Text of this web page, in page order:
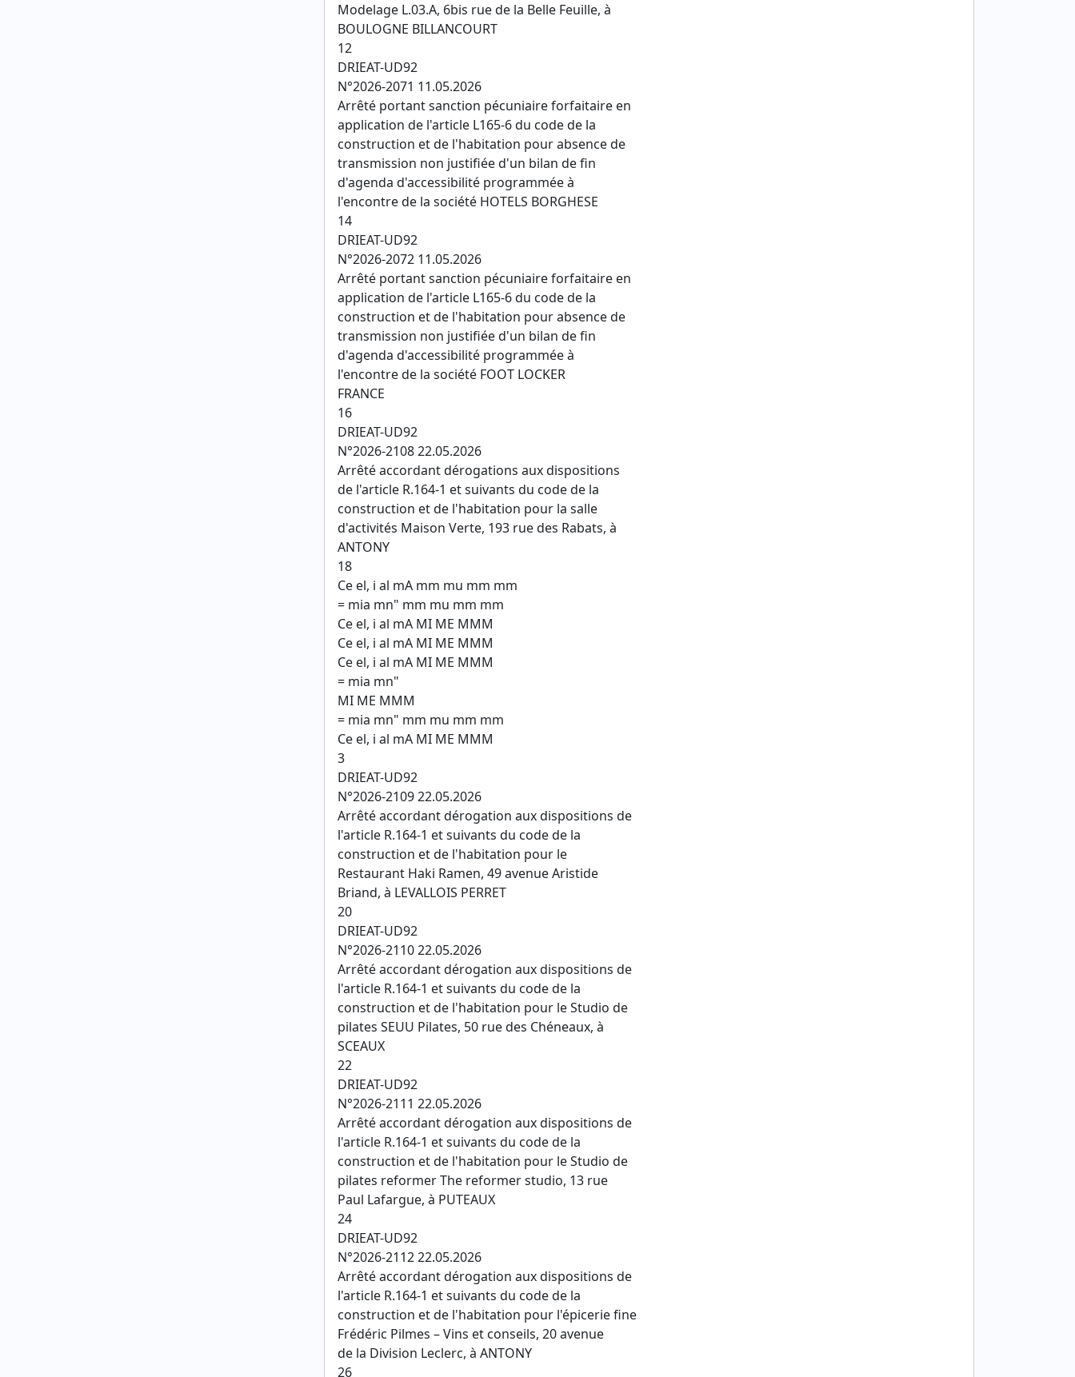
Modelage L.03.A, 6bis rue de la Belle Feuille, à
BOULOGNE BILLANCOURT
12
DRIEAT-UD92
N°2026-2071 11.05.2026
Arrêté portant sanction pécuniaire forfaitaire en
application de l'article L165-6 du code de la
construction et de l'habitation pour absence de
transmission non justifiée d'un bilan de fin
d'agenda d'accessibilité programmée à
l'encontre de la société HOTELS BORGHESE
14
DRIEAT-UD92
N°2026-2072 11.05.2026
Arrêté portant sanction pécuniaire forfaitaire en
application de l'article L165-6 du code de la
construction et de l'habitation pour absence de
transmission non justifiée d'un bilan de fin
d'agenda d'accessibilité programmée à
l'encontre de la société FOOT LOCKER
FRANCE
16
DRIEAT-UD92
N°2026-2108 22.05.2026
Arrêté accordant dérogations aux dispositions
de l'article R.164-1 et suivants du code de la
construction et de l'habitation pour la salle
d'activités Maison Verte, 193 rue des Rabats, à
ANTONY
18
Ce el, i al mA mm mu mm mm
= mia mn" mm mu mm mm
Ce el, i al mA MI ME MMM
Ce el, i al mA MI ME MMM
Ce el, i al mA MI ME MMM
= mia mn"
MI ME MMM
= mia mn" mm mu mm mm
Ce el, i al mA MI ME MMM
3
DRIEAT-UD92
N°2026-2109 22.05.2026
Arrêté accordant dérogation aux dispositions de
l'article R.164-1 et suivants du code de la
construction et de l'habitation pour le
Restaurant Haki Ramen, 49 avenue Aristide
Briand, à LEVALLOIS PERRET
20
DRIEAT-UD92
N°2026-2110 22.05.2026
Arrêté accordant dérogation aux dispositions de
l'article R.164-1 et suivants du code de la
construction et de l'habitation pour le Studio de
pilates SEUU Pilates, 50 rue des Chéneaux, à
SCEAUX
22
DRIEAT-UD92
N°2026-2111 22.05.2026
Arrêté accordant dérogation aux dispositions de
l'article R.164-1 et suivants du code de la
construction et de l'habitation pour le Studio de
pilates reformer The reformer studio, 13 rue
Paul Lafargue, à PUTEAUX
24
DRIEAT-UD92
N°2026-2112 22.05.2026
Arrêté accordant dérogation aux dispositions de
l'article R.164-1 et suivants du code de la
construction et de l'habitation pour l'épicerie fine
Frédéric Pilmes – Vins et conseils, 20 avenue
de la Division Leclerc, à ANTONY
26